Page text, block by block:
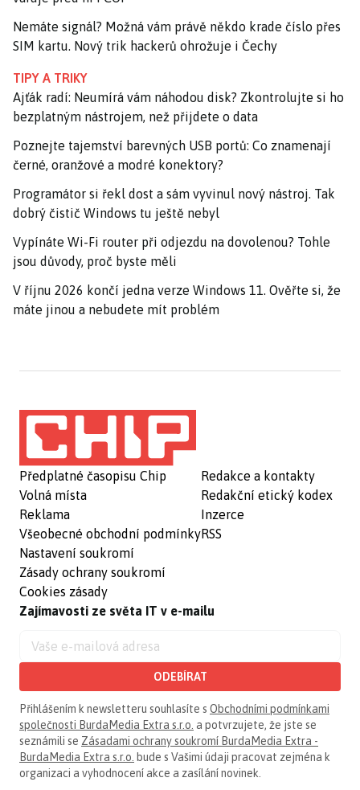
Nemáte signál? Možná vám právě někdo krade číslo přes
SIM kartu. Nový trik hackerů ohrožuje i Čechy
TIPY A TRIKY
Ajťák radí: Neumírá vám náhodou disk? Zkontrolujte si ho
bezplatným nástrojem, než přijdete o data
Poznejte tajemství barevných USB portů: Co znamenají
černé, oranžové a modré konektory?
Programátor si řekl dost a sám vyvinul nový nástroj. Tak
dobrý čistič Windows tu ještě nebyl
Vypínáte Wi-Fi router při odjezdu na dovolenou? Tohle
jsou důvody, proč byste měli
V říjnu 2026 končí jedna verze Windows 11. Ověřte si, že
máte jinou a nebudete mít problém
Předplatné časopisu Chip
Volná místa
Reklama
Všeobecné obchodní podmínky
Nastavení soukromí
Zásady ochrany soukromí
Cookies zásady
Redakce a kontakty
Redakční etický kodex
Inzerce
RSS
Zajímavosti ze světa IT v e-mailu
ODEBÍRAT
Přihlášením k newsletteru souhlasíte s Obchodními podmínkami
společnosti BurdaMedia Extra s.r.o. a potvrzujete, že jste se
seznámili se Zásadami ochrany soukromí BurdaMedia Extra -
BurdaMedia Extra s.r.o. bude s Vašimi údaji pracovat zejména k
organizaci a vyhodnocení akce a zasílání novinek.